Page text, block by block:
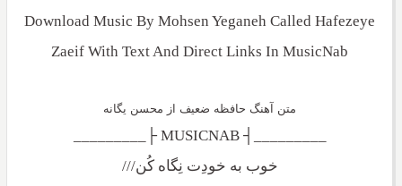
Download Music By Mohsen Yeganeh Called Hafezeye
Zaeif With Text And Direct Links In MusicNab
متن آهنگ حافظه ضعیف از محسن یگانه
_________┤ MUSICNAB ├_________
خوب به خودِت نِگاه کُن///